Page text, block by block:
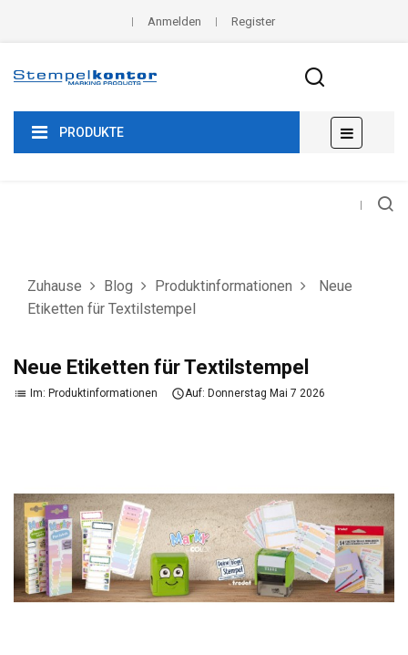
Anmelden Register
PRODUKTE
der
☰
Zuhause Blog Produktinformationen
Neue
Etiketten für Textilstempel
Neue Etiketten für Textilstempel
list Im: Produktinformationen Auf: Donnerstag Mai 7 2026